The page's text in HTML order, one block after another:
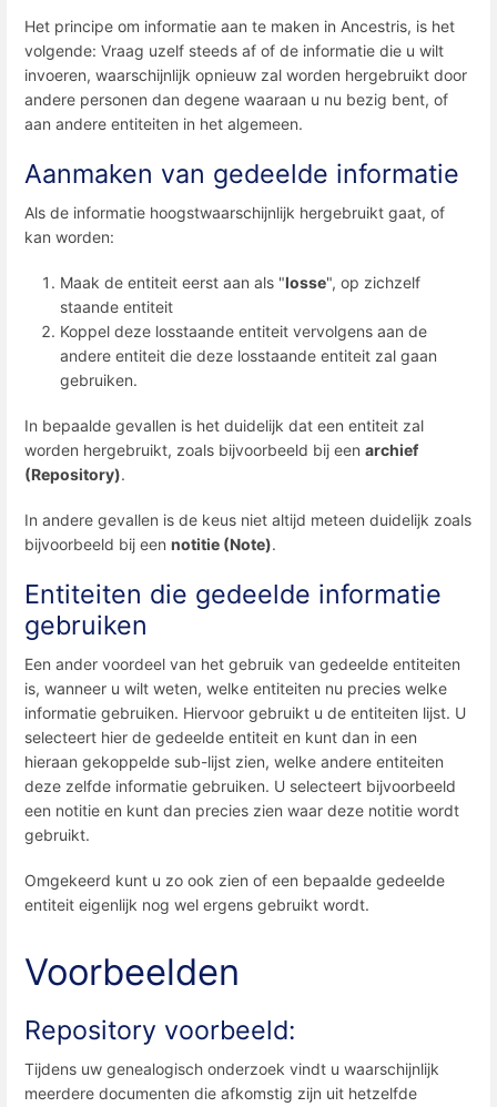
Het principe om informatie aan te maken in Ancestris, is het
volgende: Vraag uzelf steeds af of de informatie die u wilt
invoeren, waarschijnlijk opnieuw zal worden hergebruikt door
andere personen dan degene waaraan u nu bezig bent, of
aan andere entiteiten in het algemeen.
Aanmaken van gedeelde informatie
Als de informatie hoogstwaarschijnlijk hergebruikt gaat, of
kan worden:
Maak de entiteit eerst aan als "losse", op zichzelf
staande entiteit
Koppel deze losstaande entiteit vervolgens aan de
andere entiteit die deze losstaande entiteit zal gaan
gebruiken.
In bepaalde gevallen is het duidelijk dat een entiteit zal
worden hergebruikt, zoals bijvoorbeeld bij een archief
(Repository).
In andere gevallen is de keus niet altijd meteen duidelijk zoals
bijvoorbeeld bij een notitie (Note).
Entiteiten die gedeelde informatie
gebruiken
Een ander voordeel van het gebruik van gedeelde entiteiten
is, wanneer u wilt weten, welke entiteiten nu precies welke
informatie gebruiken. Hiervoor gebruikt u de entiteiten lijst. U
selecteert hier de gedeelde entiteit en kunt dan in een
hieraan gekoppelde sub-lijst zien, welke andere entiteiten
deze zelfde informatie gebruiken. U selecteert bijvoorbeeld
een notitie en kunt dan precies zien waar deze notitie wordt
gebruikt.
Omgekeerd kunt u zo ook zien of een bepaalde gedeelde
entiteit eigenlijk nog wel ergens gebruikt wordt.
Voorbeelden
Repository voorbeeld:
Tijdens uw genealogisch onderzoek vindt u waarschijnlijk
meerdere documenten die afkomstig zijn uit hetzelfde